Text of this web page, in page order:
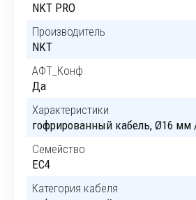
NKT PRO
Производитель
NKT
АФТ_Конф
Да
Характеристики
гофрированный кабель, Ø16 мм
Семейство
EC4
Категория кабеля